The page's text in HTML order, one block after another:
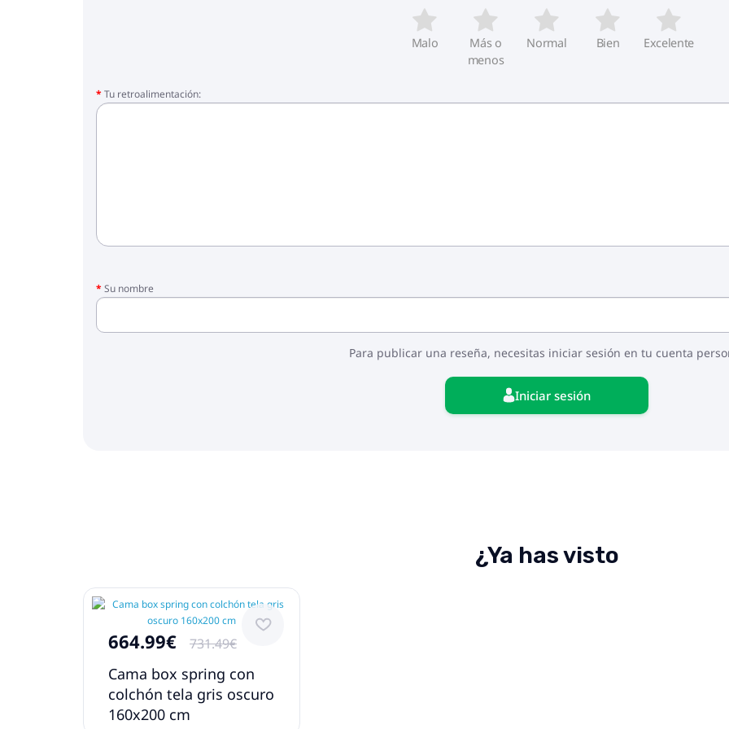
Malo
Más o
menos
Normal Bien Excelente
Tu retroalimentación:
Su nombre
Para publicar una reseña, necesitas iniciar sesión en tu cuenta
Iniciar sesión
¿Ya has visto
664.99€ 731.49€
Cama box spring con
colchón tela gris oscuro
160x200 cm